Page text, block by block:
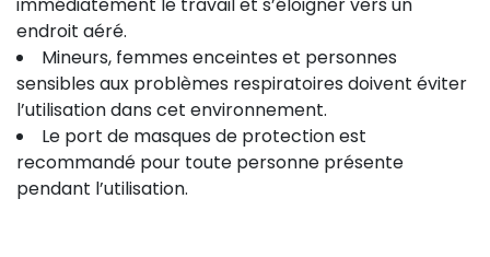
endroit aéré.
Mineurs, femmes enceintes et personnes
sensibles aux problèmes respiratoires doivent éviter
l’utilisation dans cet environnement.
Le port de masques de protection est
recommandé pour toute personne présente
pendant l’utilisation.